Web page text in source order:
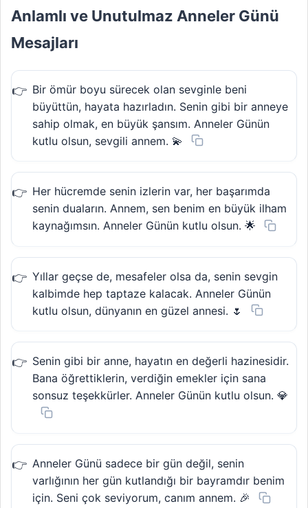
Anlamlı ve Unutulmaz Anneler Günü
Mesajları
Bir ömür boyu sürecek olan sevginle beni
büyüttün, hayata hazırladın. Senin gibi bir anneye
sahip olmak, en büyük şansım. Anneler Günün
kutlu olsun, sevgili annem. 💫
Her hücremde senin izlerin var, her başarımda
senin duaların. Annem, sen benim en büyük ilham
kaynağımsın. Anneler Günün kutlu olsun. 🌟
Yıllar geçse de, mesafeler olsa da, senin sevgin
kalbimde hep taptaze kalacak. Anneler Günün
kutlu olsun, dünyanın en güzel annesi. 🌷
Senin gibi bir anne, hayatın en değerli hazinesidir.
Bana öğrettiklerin, verdiğin emekler için sana
sonsuz teşekkürler. Anneler Günün kutlu olsun. 💎
Anneler Günü sadece bir gün değil, senin
varlığının her gün kutlandığı bir bayramdır benim
için. Seni çok seviyorum, canım annem. 🎉